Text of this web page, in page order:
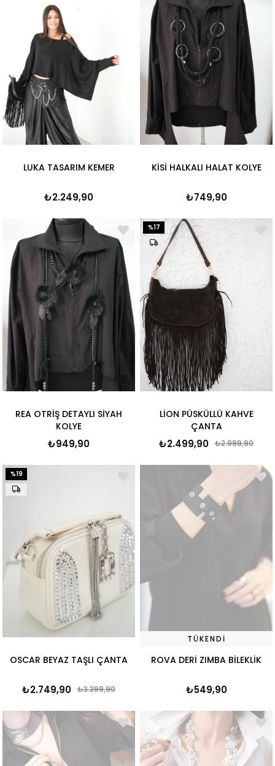
LUKA TASARIM KEMER
₺2.249,90
KİSİ HALKALI HALAT KOLYE
₺749,90
REA OTRİŞ DETAYLI SİYAH
KOLYE
₺949,90
LİON PÜSKÜLLÜ KAHVE
ÇANTA
₺2.499,90 ₺2.999,90
%17
OSCAR BEYAZ TAŞLI ÇANTA
₺2.749,90 ₺3.399,90
%19
TÜKENDI
ROVA DERİ ZIMBA BİLEKLİK
₺549,90